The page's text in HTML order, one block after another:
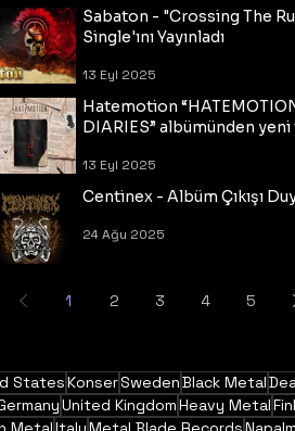
Sabaton - "Crossing The
Single'ını Yayınladı
13 Eyl 2025
Hatemotion
DIARIES” albümünden
13 Eyl 2025
Centinex - Albüm Çıkışı
24 Ağu 2025
1 2 3 4 5
StatesKonserSwedenBlack Metal
United KingdomHeavy Metal